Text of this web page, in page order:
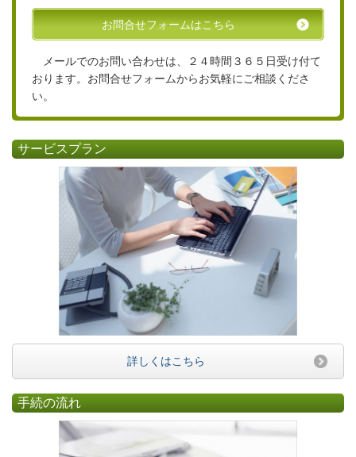
お問合せフォームはこちら
メールでのお問い合わせは、２４時間３６５日受け付て
おります。お問合せフォームからお気軽にご相談くださ
い。
サービスプラン
詳しくはこちら
手続の流れ